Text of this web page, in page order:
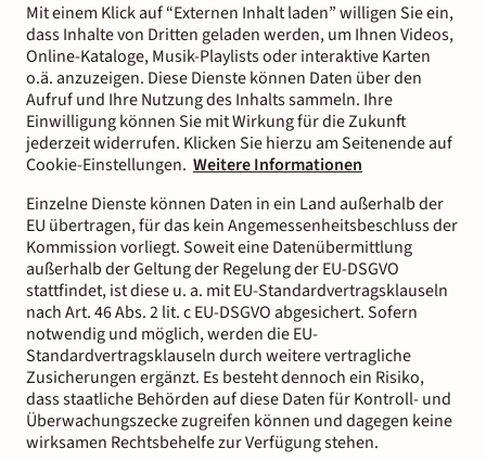
Mit einem Klick auf “Externen Inhalt laden” willigen Sie ein,
dass Inhalte von Dritten geladen werden, um Ihnen Videos,
Online-Kataloge, Musik-Playlists oder interaktive Karten
o.ä. anzuzeigen. Diese Dienste können Daten über den
Aufruf und Ihre Nutzung des Inhalts sammeln. Ihre
Einwilligung können Sie mit Wirkung für die Zukunft
jederzeit widerrufen. Klicken Sie hierzu am Seitenende auf
Cookie-Einstellungen. Weitere Informationen
Einzelne Dienste können Daten in ein Land außerhalb der
EU übertragen, für das kein Angemessenheitsbeschluss der
Kommission vorliegt. Soweit eine Datenübermittlung
außerhalb der Geltung der Regelung der EU-DSGVO
stattfindet, ist diese u. a. mit EU-Standardvertragsklauseln
nach Art. 46 Abs. 2 lit. c EU-DSGVO abgesichert. Sofern
notwendig und möglich, werden die EU-
Standardvertragsklauseln durch weitere vertragliche
Zusicherungen ergänzt. Es besteht dennoch ein Risiko,
dass staatliche Behörden auf diese Daten für Kontroll- und
Überwachungszecke zugreifen können und dagegen keine
wirksamen Rechtsbehelfe zur Verfügung stehen.